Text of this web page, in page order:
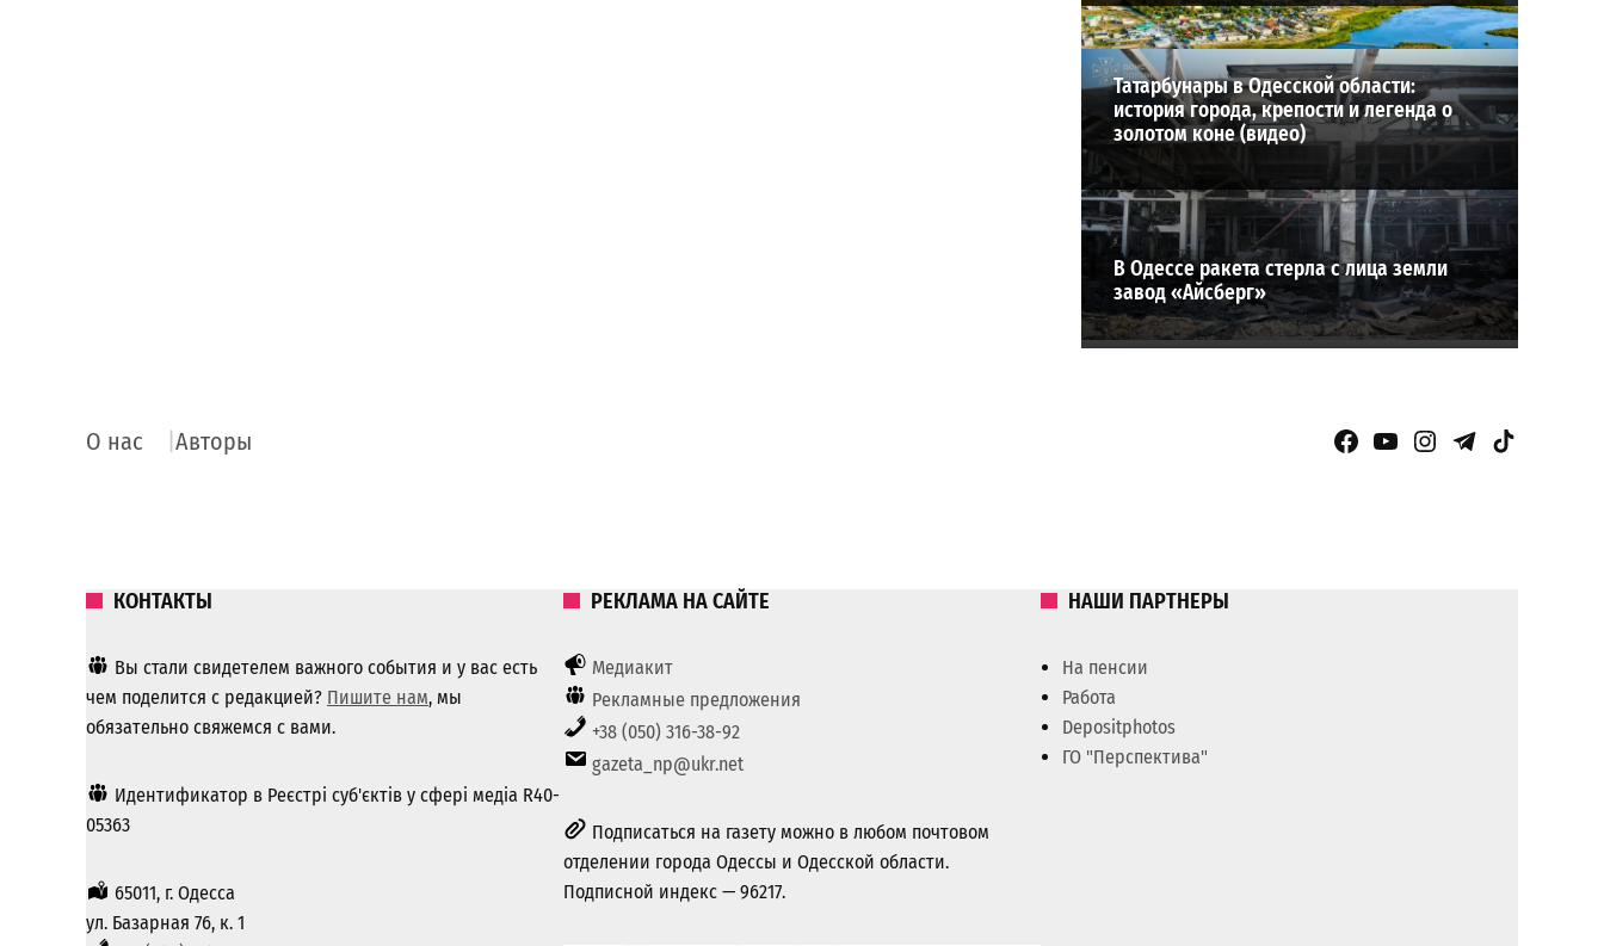
Татарбунары в Одесской области:
история города, крепости и легенда о
золотом коне (видео)
В Одессе ракета стерла с лица земли
завод «Айсберг»
О нас Авторы Facebook Page
YouTubeInstagram
Telegram
TikTok
КОНТАКТЫ
Вы стали свидетелем важного события и у вас есть
чем поделится с редакцией? Пишите нам, мы
обязательно свяжемся с вами.
Идентификатор в Реєстрі суб'єктів у сфері медіа R40-
05363
65011, г. Одесса
ул. Базарная 76, к. 1
РЕКЛАМА НА САЙТЕ
Медиакит
Рекламные предложения
+38 (050) 316-38-92
gazeta_np@ukr.net
Подписаться на газету можно в любом почтовом
отделении города Одессы и Одесской области.
Подписной индекс — 96217.
НАШИ ПАРТНЕРЫ
На пенсии
Работа
Depositphotos
ГО "Перспектива"